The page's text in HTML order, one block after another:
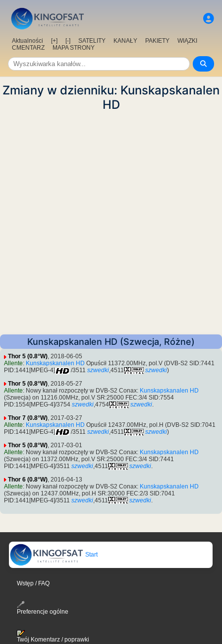
Aktualności [+] [-] SATELITY KANAŁY PAKIETY
WIĄZKI
CMENTARZ
MAPA STRONY
Zmiany w dzienniku: Kunskapskanalen
HD
Kunskapskanalen HD (Szwecja, Różne)
Thor 5 (0.8°W), 2018-06-05
Allente: Kunskapskanalen HD Opuścił 11372.00MHz, pol.V (DVB-S2 SID:7441
PID:1441[MPEG-4]
/3511 szwedki,4511 szwedki)
Thor 5 (0.8°W), 2018-05-27
Allente: Nowy kanał rozpoczęty w DVB-S2 Conax: Kunskapskanalen HD
(Szwecja) on 11216.00MHz, pol.V SR:25000 FEC:3/4 SID:7554
PID:1554[MPEG-4]/3754 szwedki,4754 szwedki.
Thor 7 (0.8°W), 2017-03-27
Allente: Kunskapskanalen HD Opuścił 12437.00MHz, pol.H (DVB-S2 SID:7041
PID:1441[MPEG-4]
/3511 szwedki,4511 szwedki)
Thor 5 (0.8°W) , 2017-03-01
Allente: Nowy kanał rozpoczęty w DVB-S2 Conax: Kunskapskanalen HD
(Szwecja) on 11372.00MHz, pol.V SR:25000 FEC:3/4 SID:7441
PID:1441[MPEG-4]/3511 szwedki ,4511 szwedki
Thor 6 (0.8°W) , 2016-04-13
Allente: Nowy kanał rozpoczęty w DVB-S2 Conax: Kunskapskanalen HD
(Szwecja) on 12437.00MHz, pol.H SR:30000 FEC:2/3 SID:7041
PID:1441[MPEG-4]/3511 szwedki ,4511 szwedki
Start
Wstęp / FAQ
Preferencje ogólne
Twój Komentarz / poprawki